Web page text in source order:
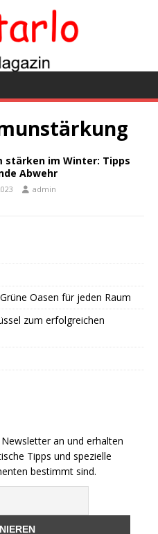
stärken im Winter: Tipps
Abwehr
admin
Oasen für jeden Raum
zum erfolgreichen
an und erhalten
Tipps und spezielle
bestimmt sind.